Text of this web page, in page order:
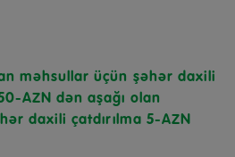
məhsullar üçün şəhər daxili
AZN dən aşağı olan
daxili çatdırılma 5-AZN